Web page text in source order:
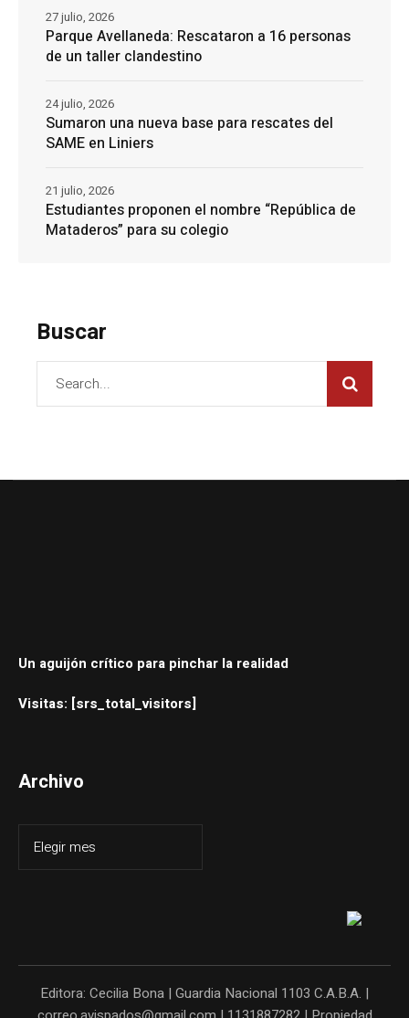
Parque Avellaneda: Rescataron a 16 personas
de un taller clandestino
27 julio, 2026
Sumaron una nueva base para rescates del
SAME en Liniers
24 julio, 2026
Estudiantes proponen el nombre “República de
Mataderos” para su colegio
21 julio, 2026
Buscar
Un aguijón crítico para pinchar la realidad
Visitas: [srs_total_visitors]
Archivo
Editora: Cecilia Bona | Guardia Nacional 1103 C.A.B.A. |